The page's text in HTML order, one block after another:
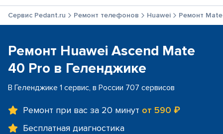
Сервис Pedant.ru Ремонт телефонов Huawei Ремонт
Ремонт Huawei Ascend Mate
40 Pro в Геленджике
В Геленджике 1 сервис, в России 707 сервисов
Ремонт при вас за 20 минут от 590 ₽
Бесплатная диагностика